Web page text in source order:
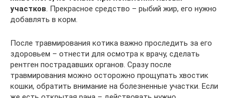
участков. Прекрасное средство – рыбий жир, его нужно
добавлять в корм.
После травмирования котика важно проследить за его
здоровьем – отнести для осмотра к врачу, сделать
рентген пострадавших органов. Сразу после
травмирования можно осторожно прощупать хвостик
кошки, обратить внимание на болезненные участки. Если